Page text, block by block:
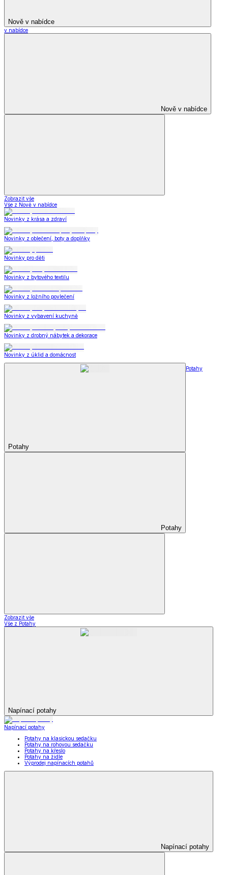
Nově v nabídce
v nabídce
Nově v nabídce
Zobrazit vše
Vše z Nově v nabídce
Novinky z krása a zdraví
Novinky z oblečení, boty a doplňky
Novinky pro děti
Novinky z bytového textilu
Novinky z ložního povlečení
Novinky z vybavení kuchyně
Novinky z drobný nábytek a dekorace
Novinky z úklid a domácnost
Potahy
Potahy
Potahy
Zobrazit vše
Vše z Potahy
Napínací potahy
Napínací potahy
Potahy na klasickou sedačku
Potahy na rohovou sedačku
Potahy na křeslo
Potahy na židle
Výprodej napínacích potahů
Napínací potahy